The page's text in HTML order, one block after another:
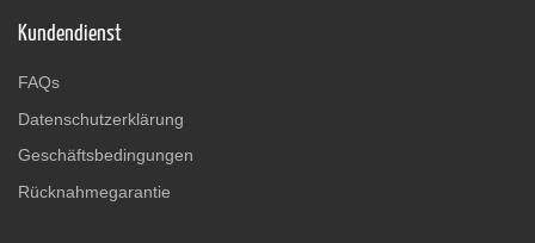
Kundendienst
FAQs
Datenschutzerklärung
Geschäftsbedingungen
Rücknahmegarantie